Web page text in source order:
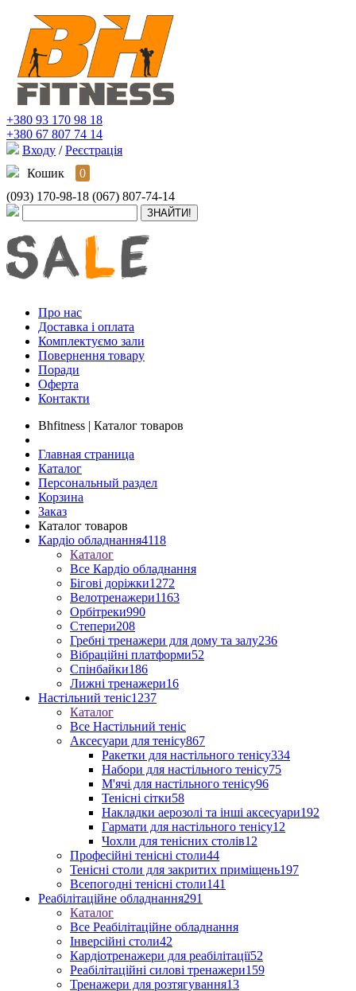
+380 93 170 98 18
+380 67 807 74 14
Входу / Реєстрація
Кошик
0
(093) 170-98-18 (067) 807-74-14
Про нас
Доставка і оплата
Комплектуємо зали
Повернення товару
Поради
Оферта
Контакти
Bhfitness | Каталог товаров
Главная страница
Каталог
Персональный раздел
Корзина
Заказ
Каталог товаров
Кардіо обладнання4118
Каталог
Все Кардіо обладнання
Бігові доріжки1272
Велотренажери1163
Орбітреки990
Степери208
Гребні тренажери для дому та залу236
Вібраційні платформи52
Спінбайки186
Лижні тренажери16
Настільний теніс1237
Каталог
Все Настільний теніс
Аксесуари для тенісу867
Ракетки для настільного тенісу334
Набори для настільного тенісу75
М'ячі для настільного тенісу96
Тенісні сітки58
Накладки аерозолі та інші аксесуари192
Гармати для настільного тенісу12
Чохли для тенісних столів12
Професійні тенісні столи44
Тенісні столи для закритих приміщень197
Всепогодні тенісні столи141
Реабілітаційне обладнання291
Каталог
Все Реабілітаційне обладнання
Інверсійні столи42
Кардіотренажери для реабілітації52
Реабілітаційні силові тренажери159
Тренажери для розтягування13